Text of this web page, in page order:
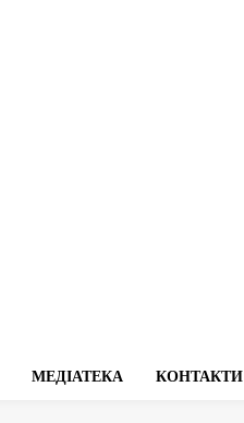
МЕДІАТЕКА КОНТАКТИ